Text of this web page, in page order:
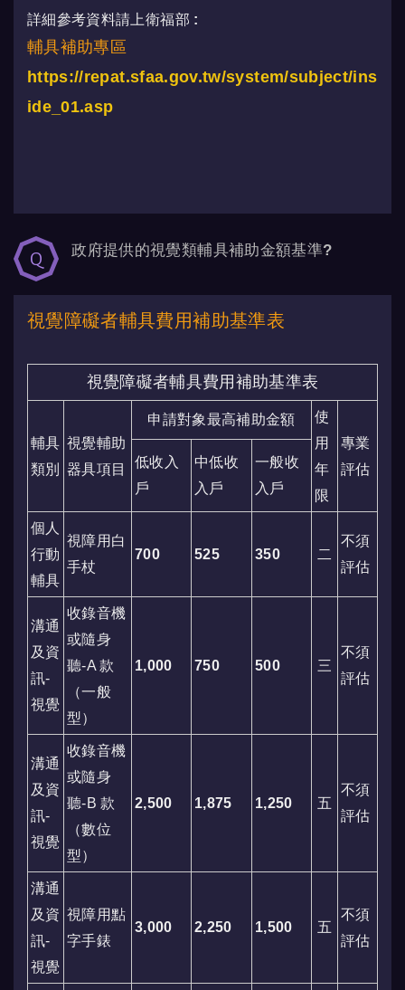
詳細參考資料請上衛福部 :
輔具補助專區
https://repat.sfaa.gov.tw/system/subject/ins
ide_01.asp
政府提供的視覺類輔具補助金額基準?
視覺障礙者輔具費用補助基準表
視覺障礙者輔具費用補助基準表
輔具
類別
視覺輔助
器具項目
申請對象最高補助金額
使
用
年
限
專業
評估
低收入
戶
中低收
入戶
一般收
入戶
個人
行動
輔具
視障用白
手杖
700 525 350 二
不須
評估
溝通
及資
訊-
視覺
收錄音機
或隨身
聽-A 款
（一般
型）
1,000 750 500 三
不須
評估
溝通
及資
訊-
視覺
收錄音機
或隨身
聽-B 款
（數位
型）
2,500 1,875 1,250 五
不須
評估
溝通
及資
訊-
視覺
視障用點
字手錶
3,000 2,250 1,500 五
不須
評估